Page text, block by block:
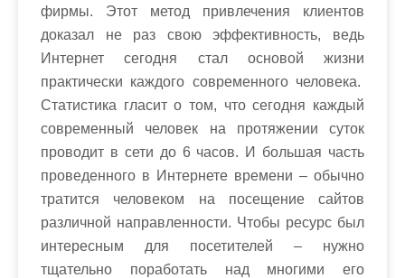
фирмы. Этот метод привлечения клиентов
доказал не раз свою эффективность, ведь
Интернет сегодня стал основой жизни
практически каждого современного человека.
Статистика гласит о том, что сегодня каждый
современный человек на протяжении суток
проводит в сети до 6 часов. И большая часть
проведенного в Интернете времени – обычно
тратится человеком на посещение сайтов
различной направленности. Чтобы ресурс был
интересным для посетителей – нужно
тщательно поработать над многими его